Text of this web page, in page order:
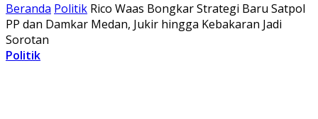
Beranda Politik Rico Waas Bongkar Strategi Baru Satpol
PP dan Damkar Medan, Jukir hingga Kebakaran Jadi
Sorotan
Politik